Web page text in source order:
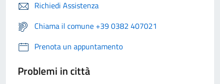
Richiedi Assistenza
Chiama il comune +39 0382 407021
Prenota un appuntamento
Problemi in città